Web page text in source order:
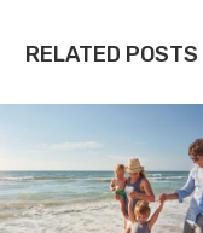
RELATED POSTS